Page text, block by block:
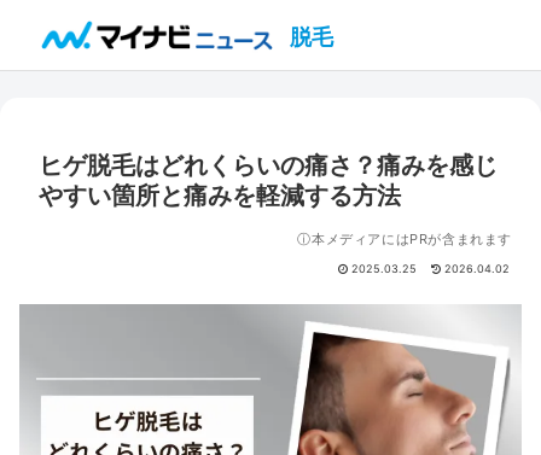
脱毛
ヒゲ脱毛はどれくらいの痛さ？痛みを感じ
やすい箇所と痛みを軽減する方法
ⓘ本メディアにはPRが含まれます
2025.03.25 2026.04.02